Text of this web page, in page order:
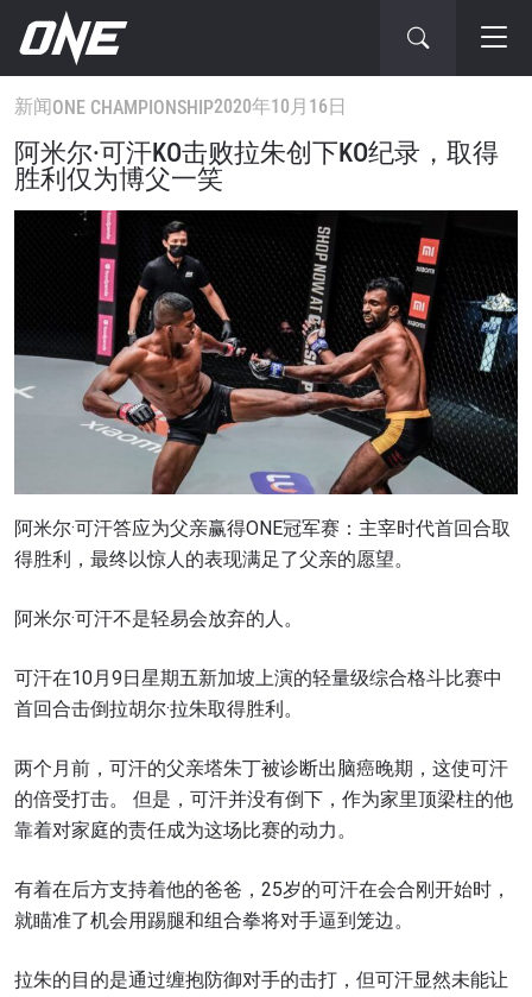
新闻ONE CHAMPIONSHIP2020年10月16日
阿米尔·可汗KO击败拉朱创下KO纪录，取得
胜利仅为博父一笑
阿米尔·可汗答应为父亲赢得ONE冠军赛：主宰时代首回合取
得胜利，最终以惊人的表现满足了父亲的愿望。
阿米尔·可汗不是轻易会放弃的人。
可汗在10月9日星期五新加坡上演的轻量级综合格斗比赛中
首回合击倒拉胡尔·拉朱取得胜利。
两个月前，可汗的父亲塔朱丁被诊断出脑癌晚期，这使可汗
的倍受打击。 但是，可汗并没有倒下，作为家里顶梁柱的他
靠着对家庭的责任成为这场比赛的动力。
有着在后方支持着他的爸爸，25岁的可汗在会合刚开始时，
就瞄准了机会用踢腿和组合拳将对手逼到笼边。
拉朱的目的是通过缠抱防御对手的击打，但可汗显然未能让